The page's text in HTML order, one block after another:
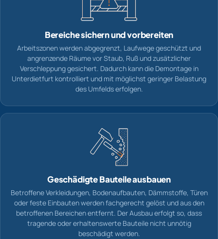
Bereiche sichern und vorbereiten
Arbeitszonen werden abgegrenzt, Laufwege geschützt und
angrenzende Räume vor Staub, Ruß und zusätzlicher
Verschleppung gesichert. Dadurch kann die Demontage in
Unterdietfurt kontrolliert und mit möglichst geringer Belastung
des Umfelds erfolgen.
Geschädigte Bauteile ausbauen
Betroffene Verkleidungen, Bodenaufbauten, Dämmstoffe, Türen
oder feste Einbauten werden fachgerecht gelöst und aus den
betroffenen Bereichen entfernt. Der Ausbau erfolgt so, dass
tragende oder erhaltenswerte Bauteile nicht unnötig
beschädigt werden.